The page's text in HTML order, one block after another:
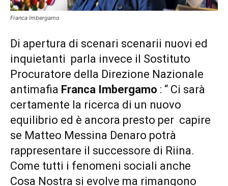
Franca Imbergamo
Di apertura di scenari scenarii nuovi ed
inquietanti parla invece il Sostituto
Procuratore della Direzione Nazionale
antimafia Franca Imbergamo : “ Ci sarà
certamente la ricerca di un nuovo
equilibrio ed è ancora presto per capire
se Matteo Messina Denaro potrà
rappresentare il successore di Riina.
Come tutti i fenomeni sociali anche
Cosa Nostra si evolve ma rimangono